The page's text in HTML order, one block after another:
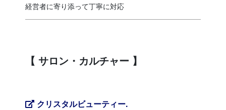
経営者に寄り添って丁寧に対応
サロン・カルチャー
クリスタルビューティー.